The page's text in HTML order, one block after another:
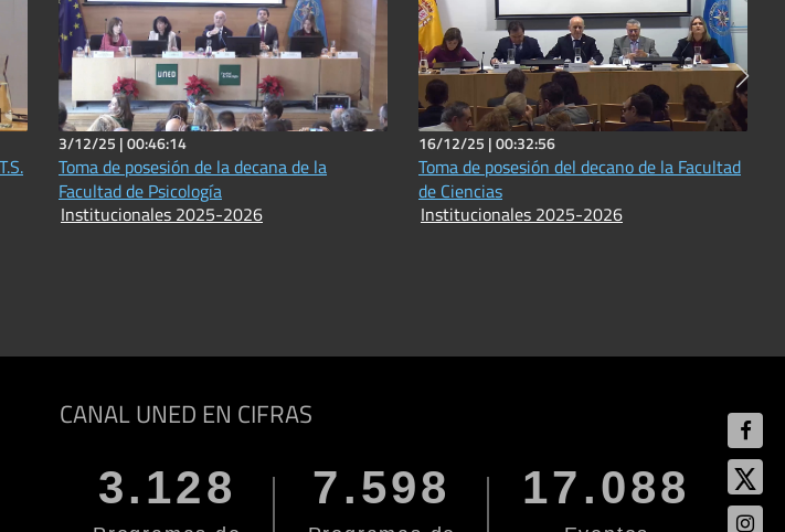
3/12/25 |00:46:14
Toma de posesión de la decana de la
Facultad de Psicología
Institucionales 2025-2026
16/12/25 |00:32:56
Toma de posesión del decano de la Facultad
de Ciencias
Institucionales 2025-2026
CANAL UNED EN CIFRAS
3.128 7.598 17.088